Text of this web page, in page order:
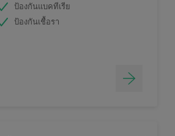
ป้องกันแบคทีเรีย
ป้องกันเชื้อรา